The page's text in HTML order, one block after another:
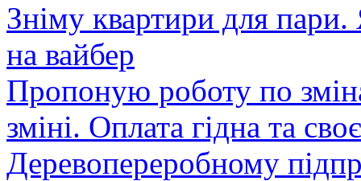
Зніму квартири для
на вайбер
Пропоную роботу по
зміні. Оплата гідна та
Деревопереробному